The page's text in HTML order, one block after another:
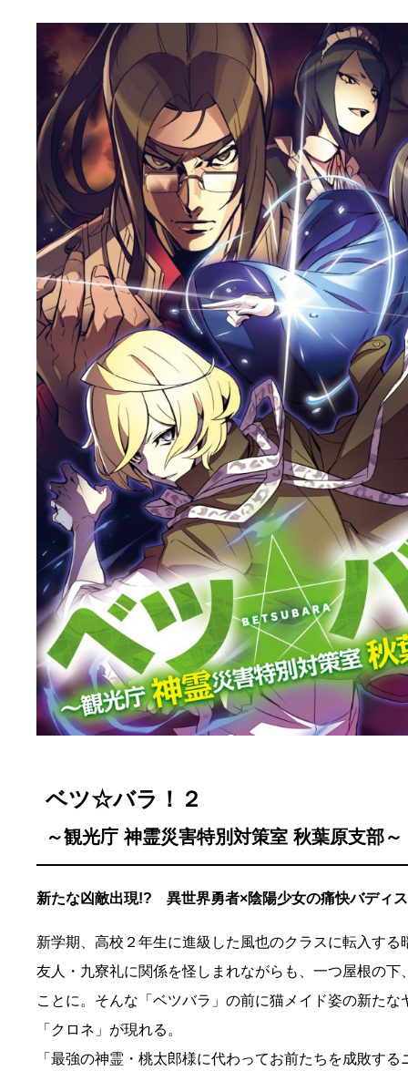
ベツ☆バラ！２
～観光庁 神霊災害特別対策室 秋葉原支部～
新たな凶敵出現!? 異世界勇者×陰陽少女の痛快バディ
新学期、高校２年生に進級した風也のクラスに転入する
友人・九寮礼に関係を怪しまれながらも、一つ屋根の下
ことに。そんな「ベツバラ」の前に猫メイド姿の新たな
「クロネ」が現れる。
「最強の神霊・桃太郎様に代わってお前たちを成敗する